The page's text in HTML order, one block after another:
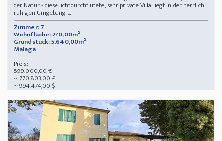
der Natur - diese lichtdurchflutete, sehr private Villa liegt in der herrlich
ruhigen Umgebung ...
Zimmer: 7
Wohnfläche: 270,00m²
Grundstück: 5.640,00m²
Malaga
Preis:
899.000,00 €
~ 770.803,00 £
~ 994.474,00 $